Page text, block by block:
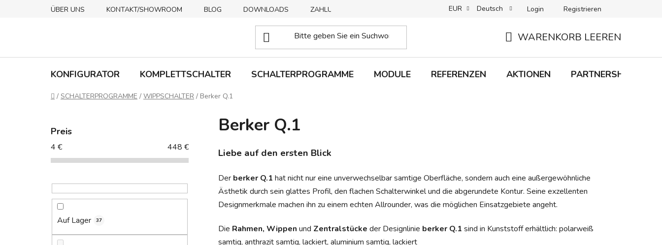
ÜBER UNS KONTAKT/SHOWROOM BLOG DOWNLOADS ZAHLUNGSMETHODEN ABHOLUNG + LIEFERUNG RÜCKGABEN B2C-BEDINGUNGEN
EUR Deutsch Login Registrieren
WARENKORB LEEREN
KONFIGURATOR KOMPLETTSCHALTER SCHALTERPROGRAMME MODULE REFERENZEN AKTIONEN PARTNERSHIP
Startseite
/ SCHALTERPROGRAMME / WIPPSCHALTER / Berker Q.1
Preis
4 € 448 €
Auf Lager 37
Berker Q.1
Liebe auf den ersten Blick
Der berker Q.1 hat nicht nur eine unverwechselbar samtige Oberfläche, sondern auch eine außergewöhnliche
Ästhetik durch sein glattes Profil, den flachen Schalterwinkel und die abgerundete Kontur. Seine exzellenten
Designmerkmale machen ihn zu einem echten Allrounder, was die möglichen Einsatzgebiete angeht.
Die Rahmen, Wippen und Zentralstücke der Designlinie berker Q.1 sind in Kunststoff erhältlich: polarweiß
samtig, anthrazit samtig, lackiert, aluminium samtig, lackiert